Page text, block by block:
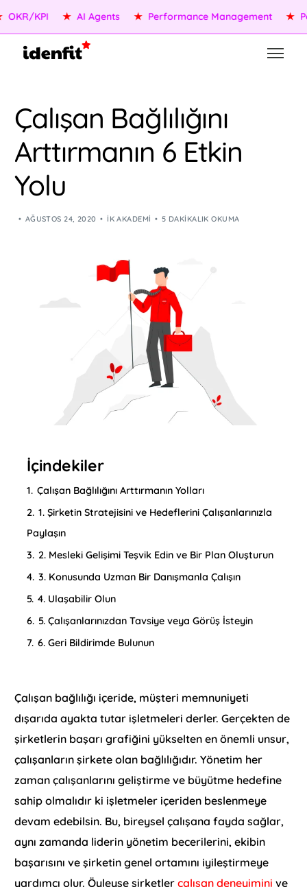
KPI AI Agents Performance Management
Çalışan Bağlılığını
Arttırmanın 6 Etkin
Yolu
AĞUSTOS 24, 2020 İK AKADEMI 5 DAKIKALIK OKUMA
İçindekiler
1. Çalışan Bağlılığını Arttırmanın Yolları
2. 1. Şirketin Stratejisini ve Hedeflerini Çalışanlarınızla
Paylaşın
3. 2. Mesleki Gelişimi Teşvik Edin ve Bir Plan Oluşturun
4. 3. Konusunda Uzman Bir Danışmanla Çalışın
5. 4. Ulaşabilir Olun
6. 5. Çalışanlarınızdan Tavsiye veya Görüş İsteyin
7. 6. Geri Bildirimde Bulunun
Çalışan bağlılığı içeride, müşteri memnuniyeti
dışarıda ayakta tutar işletmeleri derler. Gerçekten de
şirketlerin başarı grafiğini yükselten en önemli unsur,
çalışanların şirkete olan bağlılığıdır. Yönetim her
zaman çalışanlarını geliştirme ve büyütme hedefine
sahip olmalıdır ki işletmeler içeriden beslenmeye
devam edebilsin. Bu, bireysel çalışana fayda sağlar,
aynı zamanda liderin yönetim becerilerini, ekibin
başarısını ve şirketin genel ortamını iyileştirmeye
yardımcı olur. Öyleyse şirketler çalışan deneyiminive